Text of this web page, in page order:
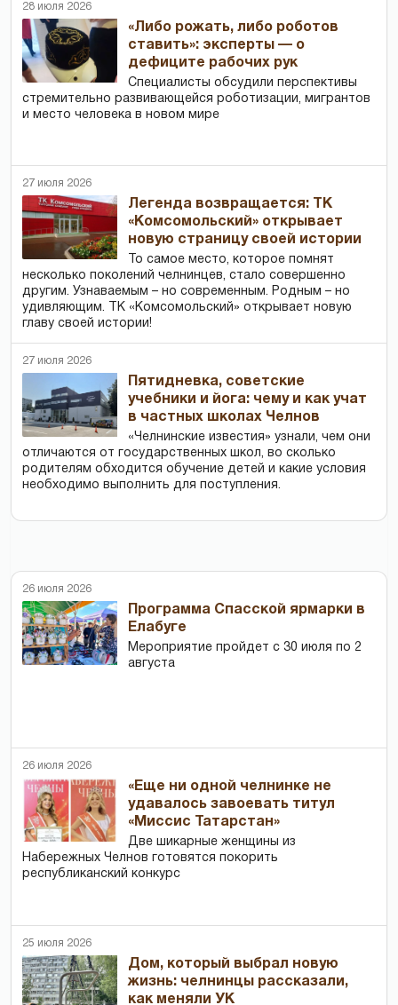
28 июля 2026
«Либо рожать, либо роботов
ставить»: эксперты — о
дефиците рабочих рук
Специалисты обсудили перспективы
стремительно развивающейся роботизации, мигрантов
и место человека в новом мире
27 июля 2026
Легенда возвращается: ТК
«Комсомольский» открывает
новую страницу своей истории
То самое место, которое помнят
несколько поколений челнинцев, стало совершенно
другим. Узнаваемым – но современным. Родным – но
удивляющим. ТК «Комсомольский» открывает новую
главу своей истории!
27 июля 2026
Пятидневка, советские
учебники и йога: чему и как учат
в частных школах Челнов
«Челнинские известия» узнали, чем они
отличаются от государственных школ, во сколько
родителям обходится обучение детей и какие условия
необходимо выполнить для поступления.
26 июля 2026
Программа Спасской ярмарки в
Елабуге
Мероприятие пройдет с 30 июля по 2
августа
26 июля 2026
«Еще ни одной челнинке не
удавалось завоевать титул
«Миссис Татарстан»
Две шикарные женщины из
Набережных Челнов готовятся покорить
республиканский конкурс
25 июля 2026
Дом, который выбрал новую
жизнь: челнинцы рассказали,
как меняли УК